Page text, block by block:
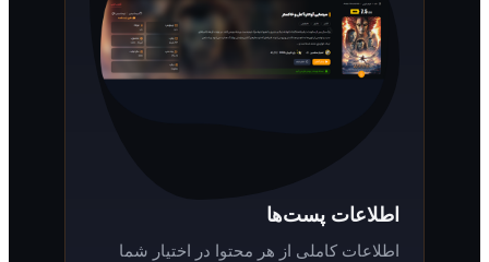
اطلاعات پست‌ها
اطلاعات کاملی از هر محتوا در اختیار شما